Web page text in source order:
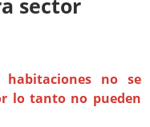
habitaciones no se
lo tanto no pueden